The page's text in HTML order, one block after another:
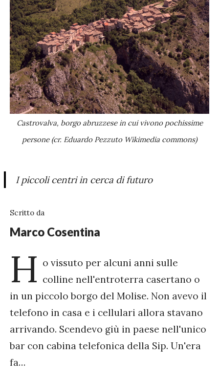
Castrovalva, borgo abruzzese in cui vivono pochissime
persone (cr. Eduardo Pezzuto Wikimedia commons)
I piccoli centri in cerca di futuro
Scritto da
Marco Cosentina
H o vissuto per alcuni anni sulle
colline nell'entroterra casertano o
in un piccolo borgo del Molise. Non avevo il
telefono in casa e i cellulari allora stavano
arrivando. Scendevo giù in paese nell'unico
bar con cabina telefonica della Sip. Un'era
fa…